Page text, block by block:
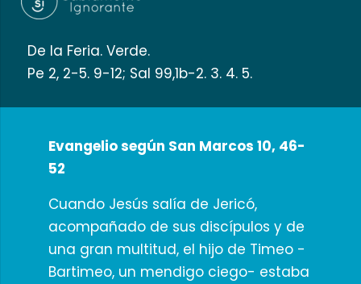
De la Feria. Verde.
Pe 2, 2-5. 9-12; Sal 99,1b-2. 3. 4. 5.
Evangelio según San Marcos 10, 46-
52
Cuando Jesús salía de Jericó,
acompañado de sus discípulos y de
una gran multitud, el hijo de Timeo -
Bartimeo, un mendigo ciego- estaba